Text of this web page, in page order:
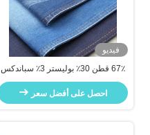
فيديو
67٪ قطن 30٪ بوليستر 3٪ سباندكس
TR نسيج قماش دينم
احصل على أفضل سعر